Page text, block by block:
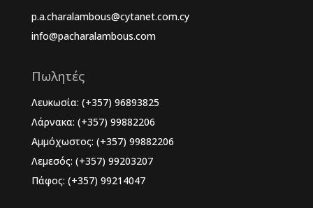
p.a.charalambous@cytanet.com.cy
info@pacharalambous.com
Πωλητές
Λευκωσία: (+357) 96893825
Λάρνακα: (+357) 99882206
Αμμόχωστος: (+357) 99882206
Λεμεσός: (+357) 99203207
Πάφος: (+357) 99214047